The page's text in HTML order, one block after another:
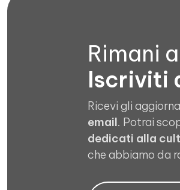
Rimani
Iscriviti
Ricevi gli
email. Potrai
dedicati alla
che abbiamo da